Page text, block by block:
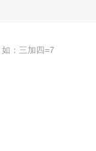
：三加四=7